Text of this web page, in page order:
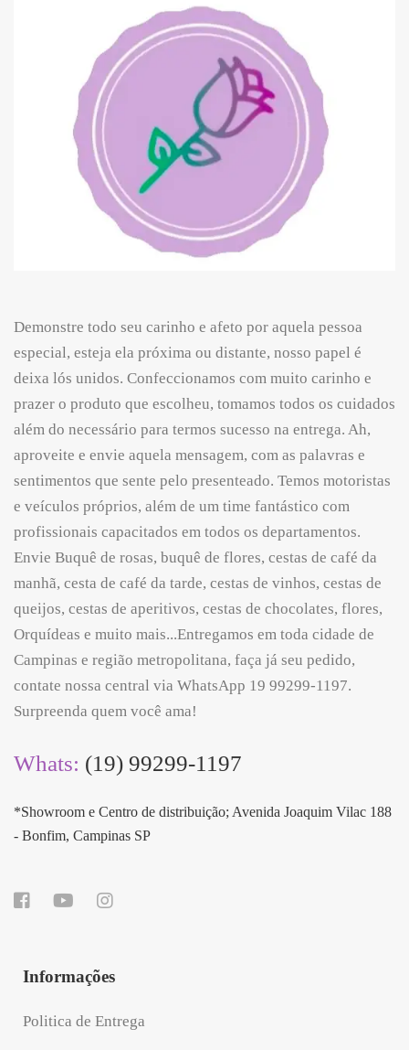
Demonstre todo seu carinho e afeto por aquela pessoa
especial, esteja ela próxima ou distante, nosso papel é
deixa lós unidos. Confeccionamos com muito carinho e
prazer o produto que escolheu, tomamos todos os cuidados
além do necessário para termos sucesso na entrega. Ah,
aproveite e envie aquela mensagem, com as palavras e
sentimentos que sente pelo presenteado. Temos motoristas
e veículos próprios, além de um time fantástico com
profissionais capacitados em todos os departamentos.
Envie Buquê de rosas, buquê de flores, cestas de café da
manhã, cesta de café da tarde, cestas de vinhos, cestas de
queijos, cestas de aperitivos, cestas de chocolates, flores,
Orquídeas e muito mais...Entregamos em toda cidade de
Campinas e região metropolitana, faça já seu pedido,
contate nossa central via WhatsApp 19 99299-1197.
Surpreenda quem você ama!
Whats: (19) 99299-1197
*Showroom e Centro de distribuição; Avenida Joaquim Vilac 188
- Bonfim, Campinas SP
Informações
Politica de Entrega